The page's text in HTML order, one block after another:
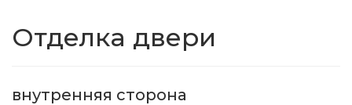
Отделка двери
внутренняя сторона